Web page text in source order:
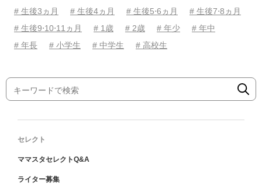
# 生後3ヵ月
# 生後4ヵ月 # 生後5⋅6ヵ月
# 生後7⋅8ヵ月
# 生後9⋅10⋅11ヵ月
# 1歳 # 2歳 # 年少
# 年中
# 年長
# 小学生 # 中学生 # 高校生
セレクト
ママスタセレクトQ&A
ライター募集